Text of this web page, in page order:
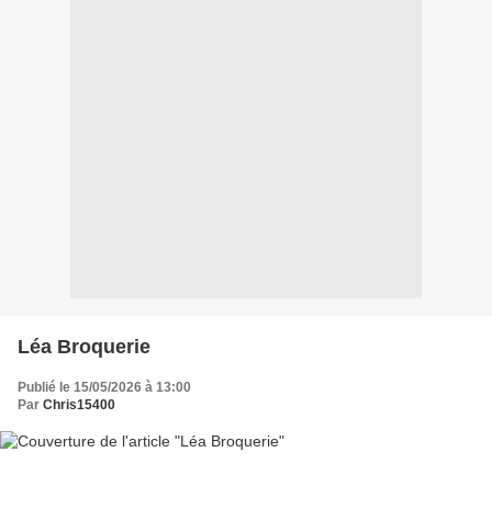
Léa Broquerie
Publié le 15/05/2026 à 13:00
Par Chris15400